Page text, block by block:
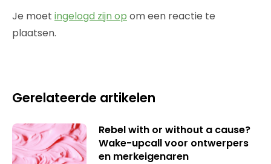
Je moet ingelogd zijn op om een reactie te
plaatsen.
Gerelateerde artikelen
Rebel with or without a cause?
Wake-upcall voor ontwerpers
en merkeigenaren